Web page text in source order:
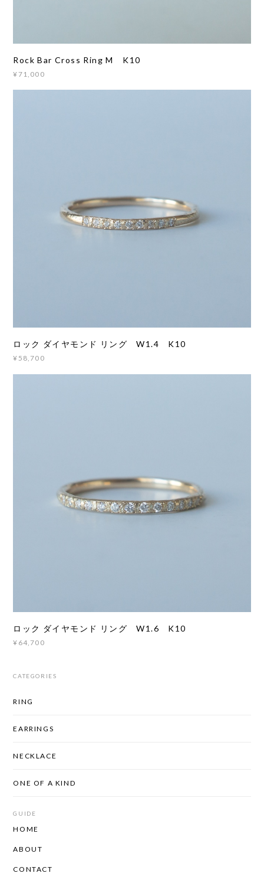
Rock Bar Cross Ring M K10
¥71,000
ロック ダイヤモンド リング W1.4 K10
¥58,700
ロック ダイヤモンド リング W1.6 K10
¥64,700
CATEGORIES
RING
EARRINGS
NECKLACE
ONE OF A KIND
GUIDE
HOME
ABOUT
CONTACT